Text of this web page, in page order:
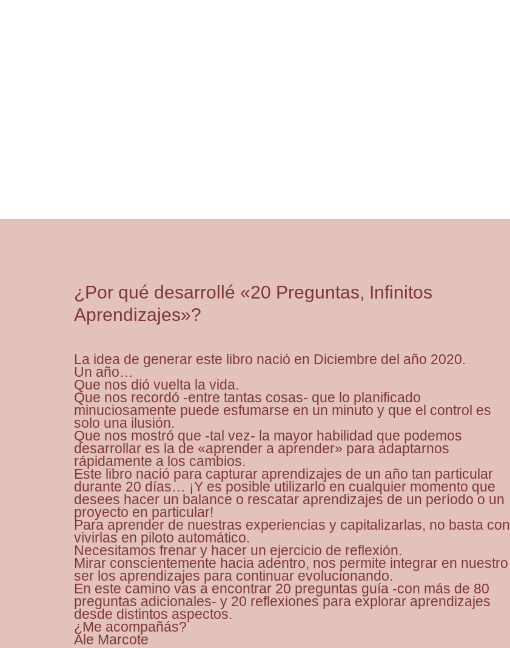
¿Por qué desarrollé «20 Preguntas, Infinitos
Aprendizajes»?
La idea de generar este libro nació en Diciembre del año 2020.
Un año…
Que nos dió vuelta la vida.
Que nos recordó -entre tantas cosas- que lo planificado
minuciosamente puede esfumarse en un minuto y que el control es
solo una ilusión.
Que nos mostró que -tal vez- la mayor habilidad que podemos
desarrollar es la de «aprender a aprender» para adaptarnos
rápidamente a los cambios.
Este libro nació para capturar aprendizajes de un año tan particular
durante 20 días… ¡Y es posible utilizarlo en cualquier momento que
desees hacer un balance o rescatar aprendizajes de un período o un
proyecto en particular!
Para aprender de nuestras experiencias y capitalizarlas, no basta con
vivirlas en piloto automático.
Necesitamos frenar y hacer un ejercicio de reflexión.
Mirar conscientemente hacia adentro, nos permite integrar en nuestro
ser los aprendizajes para continuar evolucionando.
En este camino vas a encontrar 20 preguntas guía -con más de 80
preguntas adicionales- y 20 reflexiones para explorar aprendizajes
desde distintos aspectos.
¿Me acompañás?
Ale Marcote